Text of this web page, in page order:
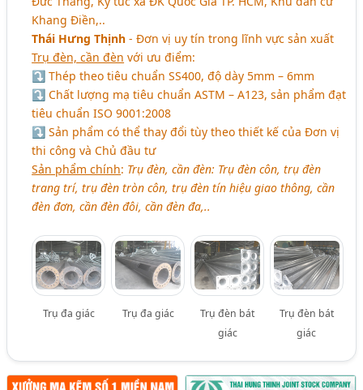
Khang Điền,..
Thái Hưng Thịnh - Đơn vị uy tín trong lĩnh vực sản xuất
Trụ đèn, cần đèn với ưu điểm:
⤵ Thép theo tiêu chuẩn SS400, độ dày 5mm – 6mm
⤵ Chất lượng mạ tiêu chuẩn ASTM – A123, sản phẩm đạt
tiêu chuẩn ISO 9001:2008
⤵ Sản phẩm có thể thay đổi tùy theo thiết kế của Đơn vị
thi công và Chủ đầu tư
Sản phẩm chính: Trụ đèn, cần đèn: Trụ đèn côn, trụ đèn
trang trí, trụ đèn tròn côn, trụ đèn tín hiệu giao thông, cần
đèn đơn, cần đèn đôi, cần đèn đa,..
Trụ đa giác Trụ đa giác
Trụ đèn bát
giác
Trụ đèn bát
giác